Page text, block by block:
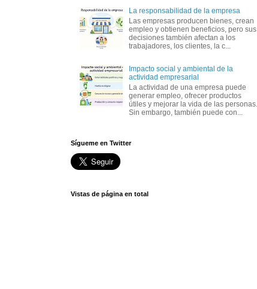
La responsabilidad de la empresa
Las empresas producen bienes, crean
empleo y obtienen beneficios, pero sus
decisiones también afectan a los
trabajadores, los clientes, la c...
Impacto social y ambiental de la
actividad empresarial
La actividad de una empresa puede
generar empleo, ofrecer productos
útiles y mejorar la vida de las personas.
Sin embargo, también puede con...
Sígueme en Twitter
Vistas de página en total